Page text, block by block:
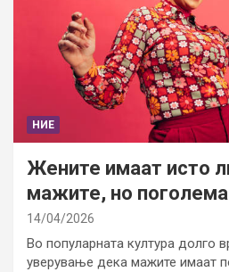
НИЕ
Жените имаат исто
мажите, но
14/04/2026
Во популарната култура долго
уверување дека мажите имаат